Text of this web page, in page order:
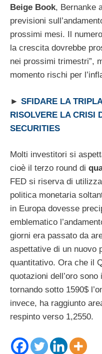
Beige Book, Bernanke
previsioni
prossimi mesi. Il
la crescita dovrebbe
nei prossimi trimestri”,
momento rischi per
► SFIDARE LA
RISOLVERE LA CRISI
SECURITIES
Molti investitori si
cioè il terzo round di
FED si riserva di
politica monetaria
in Europa dovesse
emblematico
giorni era passato da
aspettative di un nuovo
quantitativo. Ora che il
quotazioni dell’oro
tornando sotto 1590$
invece, ha raggiunto
respinto verso 1,2550.